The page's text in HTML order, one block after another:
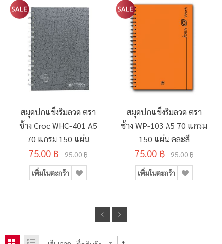
สมุดปกแข็งริมลวด ตรา
ช้าง Croc WHC-401 A5
70 แกรม 150 แผ่น
75.00 ฿ 95.00 ฿
เพิ่มในตะกร้า
สมุดปกแข็งริมลวด ตรา
ช้าง WP-103 A5 70 แกรม
150 แผ่น คละสี
75.00 ฿ 95.00 ฿
เพิ่มในตะกร้า